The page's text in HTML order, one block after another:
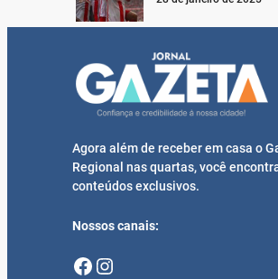
Agora além de receber em casa o
Regional nas quartas, você
conteúdos exclusivos.
Nossos canais:
Facebook Instagram